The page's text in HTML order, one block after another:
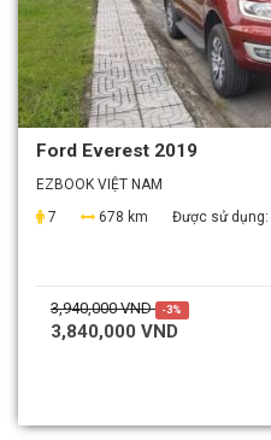
Ford Everest 2019
EZBOOK VIỆT NAM
7
678 km Được sử dụng:
3,940,000 VND -3%
3,840,000 VND